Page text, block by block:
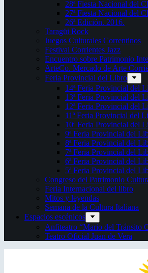
28ª Fiesta Nacional del
27ª Fiesta Nacional del
26ª Edición. 2016.
Taragüi Rock
Juegos Culturales Correntinos
Festival Corrientes Jazz
Encuentro sobre Patrimonio
ArteCo. Mercado de Arte
Feria Provincial del Libro
14ª Feria Provincial del
13ª Feria Provincial del
12ª Feria Provincial del
11ª Feria Provincial del
10ª Feria Provincial del
9ª Feria Provincial del
8ª Feria Provincial del
7ª Feria Provincial del
6ª Feria Provincial del
5ª Feria Provincial del
Congreso del Patrimonio
Feria Internacional del libro
Mitos y leyendas
Semana de la Cultura Italiana
Espacios escénicos
Anfiteatro “Mario del Tránsito
Teatro Oficial Juan de Vera